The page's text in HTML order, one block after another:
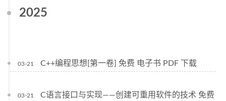
2025
03-21 C++编程思想[第一卷] 免费 电子书 PDF 下载
03-21
C语言接口与实现——创建可重用软件的技术 免费